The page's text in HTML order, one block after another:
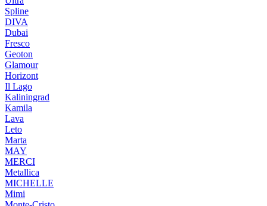
Spline
DIVA
Dubai
Fresco
Geoton
Glamour
Horizont
Il Lago
Kaliningrad
Kamila
Lava
Leto
Marta
MAY
MERCI
Metallica
MICHELLE
Mimi